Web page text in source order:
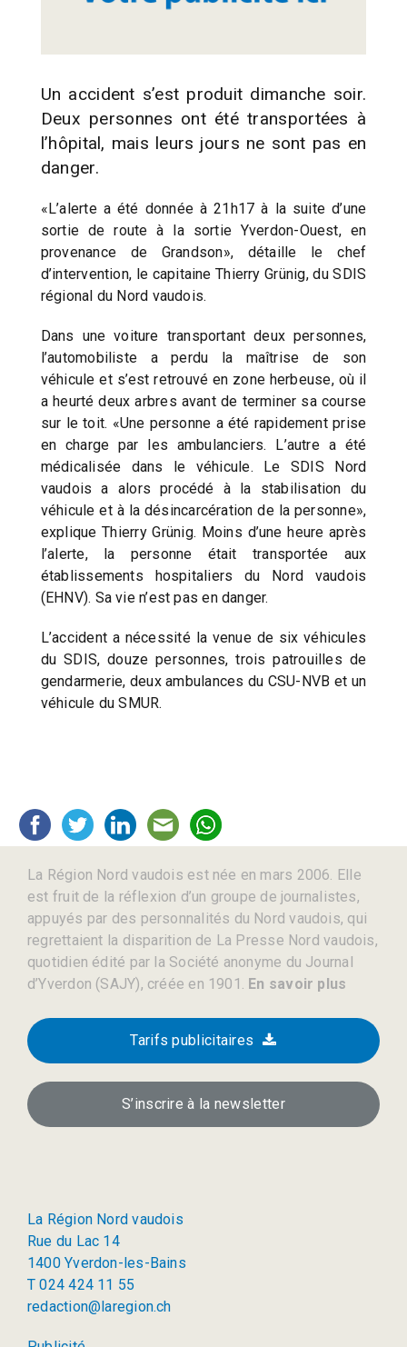
Un accident s’est produit dimanche soir.
Deux personnes ont été transportées à
l’hôpital, mais leurs jours ne sont pas en
danger.
«L’alerte a été donnée à 21h17 à la suite d’une
sortie de route à la sortie Yverdon-Ouest, en
provenance de Grandson», détaille le chef
d’intervention, le capitaine Thierry Grünig, du SDIS
régional du Nord vaudois.
Dans une voiture transportant deux personnes,
l’automobiliste a perdu la maîtrise de son
véhicule et s’est retrouvé en zone herbeuse, où il
a heurté deux arbres avant de terminer sa course
sur le toit. «Une personne a été rapidement prise
en charge par les ambulanciers. L’autre a été
médicalisée dans le véhicule. Le SDIS Nord
vaudois a alors procédé à la stabilisation du
véhicule et à la désincarcération de la personne»,
explique Thierry Grünig. Moins d’une heure après
l’alerte, la personne était transportée aux
établissements hospitaliers du Nord vaudois
(EHNV). Sa vie n’est pas en danger.
L’accident a nécessité la venue de six véhicules
du SDIS, douze personnes, trois patrouilles de
gendarmerie, deux ambulances du CSU-NVB et un
véhicule du SMUR.
La Région Nord vaudois est née en mars 2006. Elle
est fruit de la réflexion d’un groupe de journalistes,
appuyés par des personnalités du Nord vaudois, qui
regrettaient la disparition de La Presse Nord vaudois,
quotidien édité par la Société anonyme du Journal
d’Yverdon (SAJY), créée en 1901. En savoir plus
Tarifs publicitaires
S’inscrire à la newsletter
La Région Nord vaudois
Rue du Lac 14
1400 Yverdon-les-Bains
T 024 424 11 55
redaction@laregion.ch